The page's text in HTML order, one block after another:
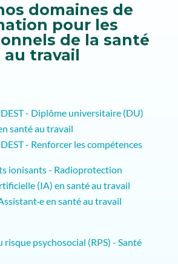
domaines de
pour les
de la santé
au travail
- Diplôme universitaire (DU)
santé au travail
- Renforcer les compétences
ionisants - Radioprotection
(IA) en santé au travail
en santé au travail
psychosocial (RPS) - Santé